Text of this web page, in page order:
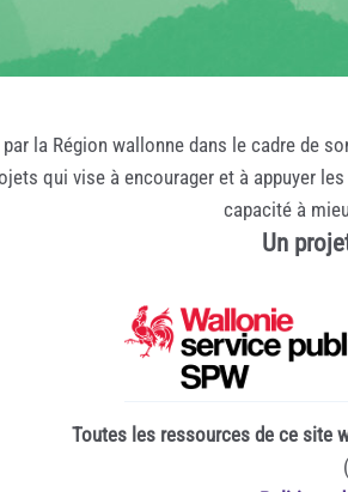
la Région wallonne dans le cadre de
qui vise à encourager et à appuyer
capacité à
Un
Toutes les ressources de ce site